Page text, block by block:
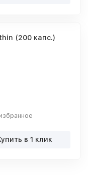
(200 капс.)
в 1 клик